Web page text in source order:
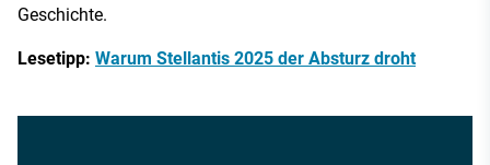
Geschichte.
Lesetipp: Warum Stellantis 2025 der Absturz droht